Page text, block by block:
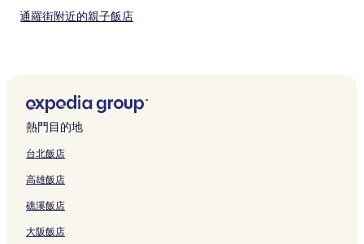
通羅街附近的親子飯店
通羅街附近的商務飯店
通羅街附近的平價飯店
曼谷的性別友善飯店
曼谷的商務飯店
曼谷的親子飯店
曼谷的Spa 飯店
熱門目的地
台北飯店
高雄飯店
礁溪飯店
大阪飯店